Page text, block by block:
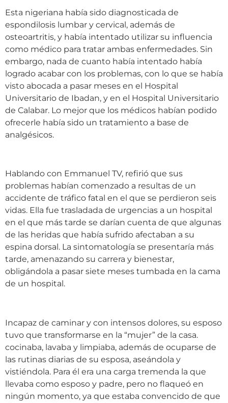
Esta nigeriana había sido diagnosticada de
espondilosis lumbar y cervical, además de
osteoartritis, y había intentado utilizar su influencia
como médico para tratar ambas enfermedades. Sin
embargo, nada de cuanto había intentado había
logrado acabar con los problemas, con lo que se había
visto abocada a pasar meses en el Hospital
Universitario de Ibadan, y en el Hospital Universitario
de Calabar. Lo mejor que los médicos habían podido
ofrecerle había sido un tratamiento a base de
analgésicos.
Hablando con Emmanuel TV, refirió que sus
problemas habían comenzado a resultas de un
accidente de tráfico fatal en el que se perdieron seis
vidas. Ella fue trasladada de urgencias a un hospital
en el que más tarde se darían cuenta de que algunas
de las heridas que había sufrido afectaban a su
espina dorsal. La sintomatología se presentaría más
tarde, amenazando su carrera y bienestar,
obligándola a pasar siete meses tumbada en la cama
de un hospital.
Incapaz de caminar y con intensos dolores, su esposo
tuvo que transformarse en la “mujer” de la casa.
cocinaba, lavaba y limpiaba, además de ocuparse de
las rutinas diarias de su esposa, aseándola y
vistiéndola. Para él era una carga tremenda la que
llevaba como esposo y padre, pero no flaqueó en
ningún momento, ya que estaba convencido de que